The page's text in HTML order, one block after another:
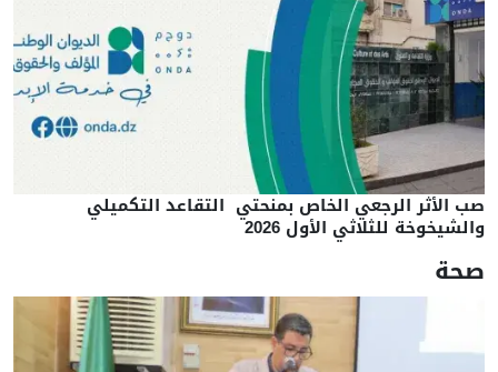
صب الأثر الرجعي الخاص بمنحتي التقاعد التكميلي
والشيخوخة للثلاثي الأول 2026
صحة